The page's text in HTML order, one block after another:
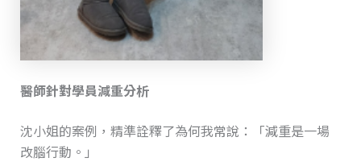
醫師針對學員減重分析
沈小姐的案例，精準詮釋了為何我常說：「減重是一場
改腦行動。」